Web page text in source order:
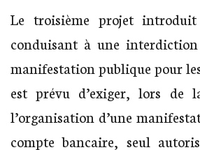
Le troisième projet
conduisant à une
manifestation publique pour
est prévu d’exiger, lors de
l’organisation d’une
compte bancaire, seul